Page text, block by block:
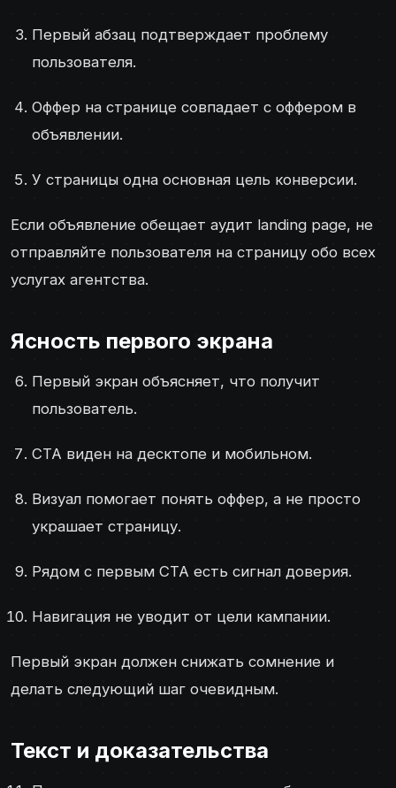
Первый абзац подтверждает проблему
пользователя.
Оффер на странице совпадает с оффером в
объявлении.
У страницы одна основная цель конверсии.
Если объявление обещает аудит landing page, не
отправляйте пользователя на страницу обо всех
услугах агентства.
Ясность первого экрана
Первый экран объясняет, что получит
пользователь.
CTA виден на десктопе и мобильном.
Визуал помогает понять оффер, а не просто
украшает страницу.
Рядом с первым CTA есть сигнал доверия.
Навигация не уводит от цели кампании.
Первый экран должен снижать сомнение и
делать следующий шаг очевидным.
Текст и доказательства